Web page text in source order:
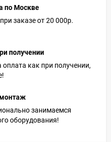
по Москве
заказе от 20 000р.
получении
как при получении,
занимаемся
оборудования!